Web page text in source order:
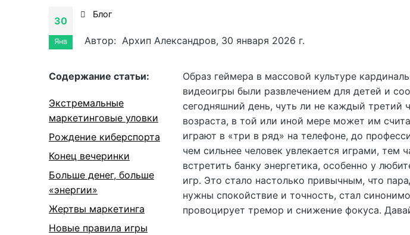
30
Янв
Блог
Автор: Архип Александров, 30 января 2026 г.
Cодержание статьи:
Экстремальные
маркетинговые уловки
Рождение киберспорта
Конец вечеринки
Больше денег, больше
«энергии»
Жертвы маркетинга
Новые правила игры
Образ геймера в массовой культуре
видеоигры были развлечением для детей и
сегодняшний день, чуть ли не каждый третий
возраста, в той или иной мере может им
играют в «три в ряд» на телефоне, до
чем сильнее человек увлекается играми, тем
встретить банку энергетика, особенно у
игр. Это стало настолько привычным, что
нужны спокойствие и точность, стал
провоцирует тремор и снижение фокуса.